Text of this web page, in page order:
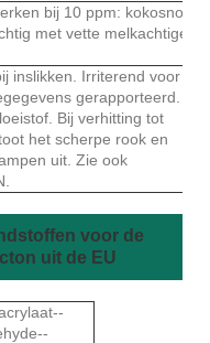
bij 10 ppm: kokosnoot,
met vette melkachtige
inslikken. Irriterend voor de
gerapporteerd.
Bij verhitting tot
het scherpe rook en
uit. Zie ook
voor de
uit de EU